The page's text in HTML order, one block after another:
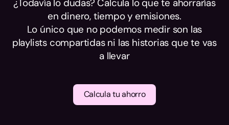
¿Todavía lo dudas? Calcula lo que te ahorrarías
en dinero, tiempo y emisiones.
Lo único que no podemos medir son las
playlists compartidas ni las historias que te vas
a llevar
Calcula tu ahorro